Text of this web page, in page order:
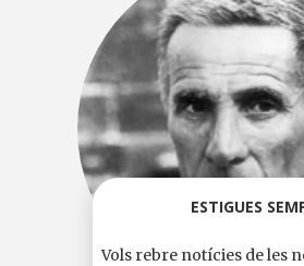
ESTIGUES
Vols rebre notícies de les